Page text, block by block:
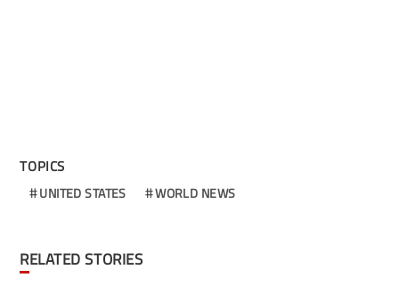
TOPICS
UNITED STATES WORLD NEWS
RELATED STORIES